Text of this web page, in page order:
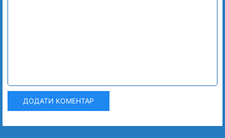
ДОДАТИ КОМЕНТАР